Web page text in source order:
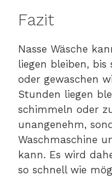
Fazit
Nasse Wäsche
liegen bleiben,
oder gewaschen
Stunden liegen
schimmeln oder
unangenehm,
Waschmaschine
kann. Es wird
so schnell wie